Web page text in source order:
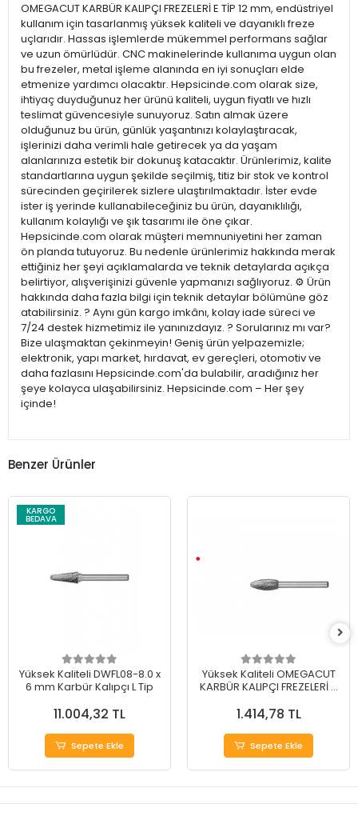
OMEGACUT KARBÜR KALIPÇI FREZELERİ E TİP 12 mm, endüstriyel
kullanım için tasarlanmış yüksek kaliteli ve dayanıklı freze
uçlarıdır. Hassas işlemlerde mükemmel performans sağlar
ve uzun ömürlüdür. CNC makinelerinde kullanıma uygun olan
bu frezeler, metal işleme alanında en iyi sonuçları elde
etmenize yardımcı olacaktır. Hepsicinde.com olarak size,
ihtiyaç duyduğunuz her ürünü kaliteli, uygun fiyatlı ve hızlı
teslimat güvencesiyle sunuyoruz. Satın almak üzere
olduğunuz bu ürün, günlük yaşantınızı kolaylaştıracak,
işlerinizi daha verimli hale getirecek ya da yaşam
alanlarınıza estetik bir dokunuş katacaktır. Ürünlerimiz, kalite
standartlarına uygun şekilde seçilmiş, titiz bir stok ve kontrol
sürecinden geçirilerek sizlere ulaştırılmaktadır. İster evde
ister iş yerinde kullanabileceğiniz bu ürün, dayanıklılığı,
kullanım kolaylığı ve şık tasarımı ile öne çıkar.
Hepsicinde.com olarak müşteri memnuniyetini her zaman
ön planda tutuyoruz. Bu nedenle ürünlerimiz hakkında merak
ettiğiniz her şeyi açıklamalarda ve teknik detaylarda açıkça
belirtiyor, alışverişinizi güvenle yapmanızı sağlıyoruz. ⚙️ Ürün
hakkında daha fazla bilgi için teknik detaylar bölümüne göz
atabilirsiniz. ? Aynı gün kargo imkânı, kolay iade süreci ve
7/24 destek hizmetimiz ile yanınızdayız. ? Sorularınız mı var?
Bize ulaşmaktan çekinmeyin! Geniş ürün yelpazemizle;
elektronik, yapı market, hırdavat, ev gereçleri, otomotiv ve
daha fazlasını Hepsicinde.com'da bulabilir, aradığınız her
şeye kolayca ulaşabilirsiniz. Hepsicinde.com – Her şey
içinde!
Benzer Ürünler
KARGO
BEDAVA
Yüksek Kaliteli DWFL08-8.0 x
6 mm Karbür Kalıpçı L Tip
11.004,32 TL
Sepete Ekle
Yüksek Kaliteli OMEGACUT
KARBÜR KALIPÇI FREZELERİ H
1.414,78 TL
Sepete Ekle